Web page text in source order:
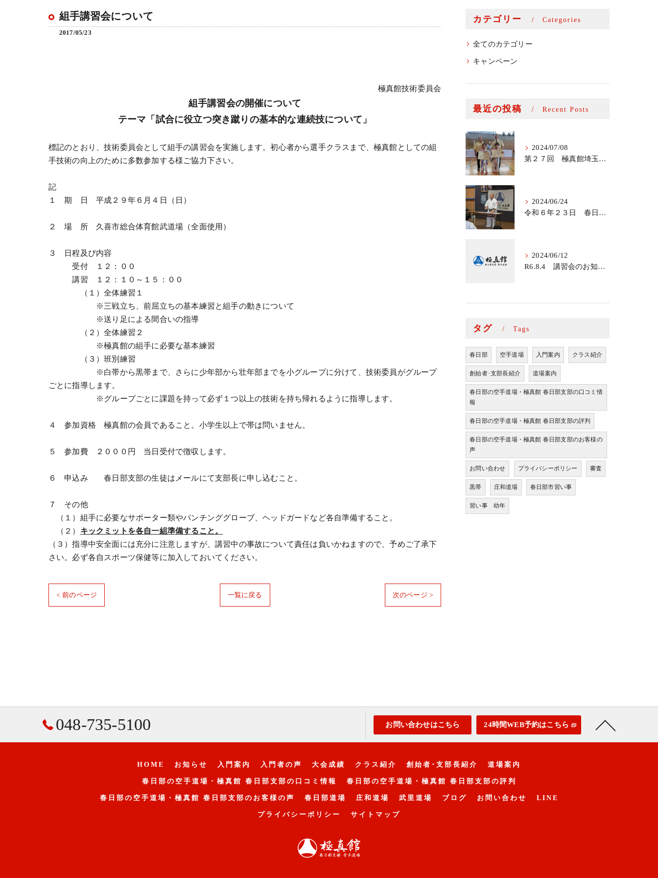
組手講習会について
2017/05/23
極真館技術委員会
組手講習会の開催について
テーマ「試合に役立つ突き蹴りの基本的な連続技について」
標記のとおり、技術委員会として組手の講習会を実施します。初心者から選手クラスまで、極真館としての組
手技術の向上のために多数参加する様ご協力下さい。
記
１ 期 日 平成２９年６月４日（日）
２ 場 所 久喜市総合体育館武道場（全面使用）
３ 日程及び内容
受付 １２：００
講習 １２：１０～１５：００
（１）全体練習１
※三戦立ち、前屈立ちの基本練習と組手の動きについて
※送り足による間合いの指導
（２）全体練習２
※極真館の組手に必要な基本練習
（３）班別練習
※白帯から黒帯まで、さらに少年部から壮年部までを小グループに分けて、技術委員がグループ
ごとに指導します。
※グループごとに課題を持って必ず１つ以上の技術を持ち帰れるように指導します。
４ 参加資格 極真館の会員であること。小学生以上で帯は問いません。
５ 参加費 ２０００円 当日受付で徴収します。
６ 申込み 春日部支部の生徒はメールにて支部長に申し込むこと。
７ その他
（１）組手に必要なサポーター類やパンチンググローブ、ヘッドガードなど各自準備すること。
（２） キックミットを各自一組準備すること。
（３）指導中安全面には充分に注意しますが、講習中の事故について責任は負いかねますので、予めご了承下
さい。必ず各自スポーツ保健等に加入しておいてください。
< 前のページ 一覧に戻る 次のページ >
カテゴリー Categories
全てのカテゴリー
キャンペーン
最近の投稿 Recent Posts
2024/07/08
第２７回 極真館埼玉キューポラ杯
2024/06/24
令和６年２３日 春日部支部審査会
2024/06/12
R6.8.4 講習会のお知らせ
タグ Tags
春日部 空手道場 入門案内 クラス紹介
創始者･支部長紹介 道場案内
春日部の空手道場・極真館 春日部支部の口コミ情
報
春日部の空手道場・極真館 春日部支部の評判
春日部の空手道場・極真館 春日部支部のお客様の
声
お問い合わせ プライバシーポリシー 審査
黒帯 庄和道場 春日部市習い事
習い事 幼年
048-735-5100 お問い合わせはこちら 24時間WEB予約はこちら
HOME お知らせ 入門案内 入門者の声 大会成績 クラス紹介 創始者･支部長紹介 道場案内
春日部の空手道場・極真館 春日部支部の口コミ情報 春日部の空手道場・極真館 春日部支部の評判
春日部の空手道場・極真館 春日部支部のお客様の声 春日部道場 庄和道場 武里道場 ブログ お問い合わせ LINE
プライバシーポリシー サイトマップ